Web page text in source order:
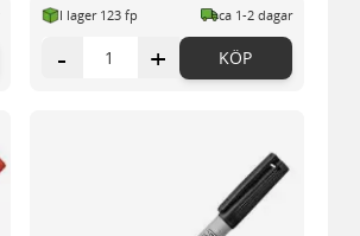
I lager 123 fp ca 1-2 dagar
- + KÖP